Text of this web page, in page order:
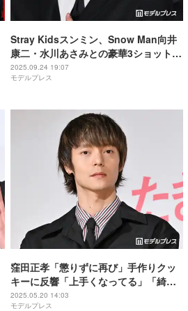
Stray Kidsスンミン、Snow Man向井
康二・水川あさみとの豪華3ショット公
開「みんな骨格優勝」「すごい世界
線」の声
2025.09.24 19:07
モデルプレス
窪田正孝「懲りずに再び」手作りクッ
キーに反響「上手くなってる」「綺
麗」
2025.05.20 14:03
モデルプレス